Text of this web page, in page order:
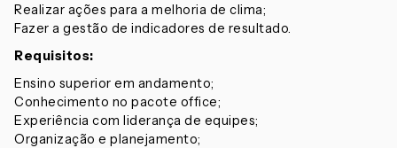
Realizar ações para a melhoria de clima;
Fazer a gestão de indicadores de resultado.
Requisitos:
Ensino superior em andamento;
Conhecimento no pacote office;
Experiência com liderança de equipes;
Organização e planejamento;